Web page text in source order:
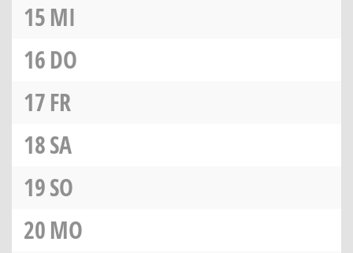
15MI
16DO
17FR
18SA
19SO
20MO